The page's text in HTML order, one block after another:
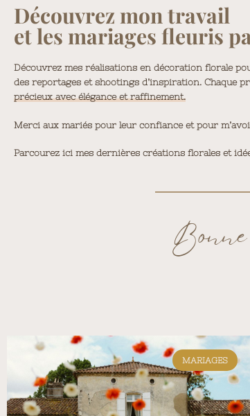
Découvrez mon travail
et les mariages fleuris
Découvrez mes réalisations en décoration florale
des reportages et shootings d’inspiration. Chaque
précieux avec élégance et raffinement.
Merci aux mariés pour leur confiance et pour
Parcourez ici mes dernières créations florales et
MARIAGES